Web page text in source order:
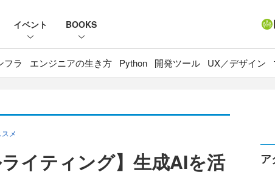
イベント BOOKS
フラ エンジニアの生き方 Python 開発ツール UX／デザイン
メ
イティング】生成AIを活
ア